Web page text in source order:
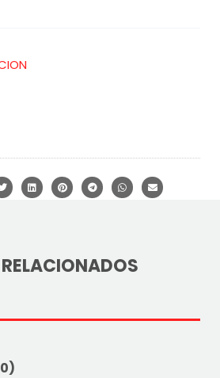
RELACIONADOS